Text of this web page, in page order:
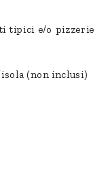
tipici e/o pizzerie
(non inclusi)